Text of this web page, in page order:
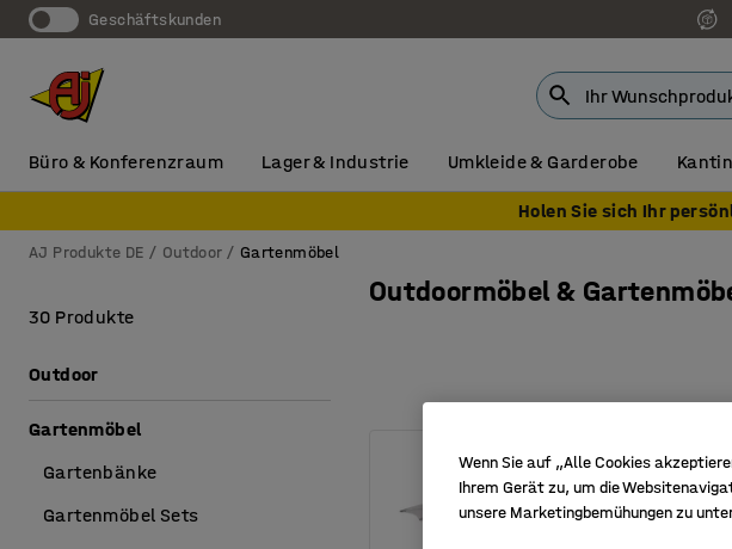
Geschäftskunden
Büro & Konferenzraum Lager & Industrie Umkleide & Garderobe
Holen Sie sich Ihr
AJ Produkte DE Outdoor Gartenmöbel
Outdoormöbel &
30 Produkte
Outdoor
Gartenmöbel
Gartenbänke
Gartenmöbel Sets
Wenn Sie auf „Alle Cookies
Ihrem Gerät zu, um die
unsere Marketingbemühungen zu